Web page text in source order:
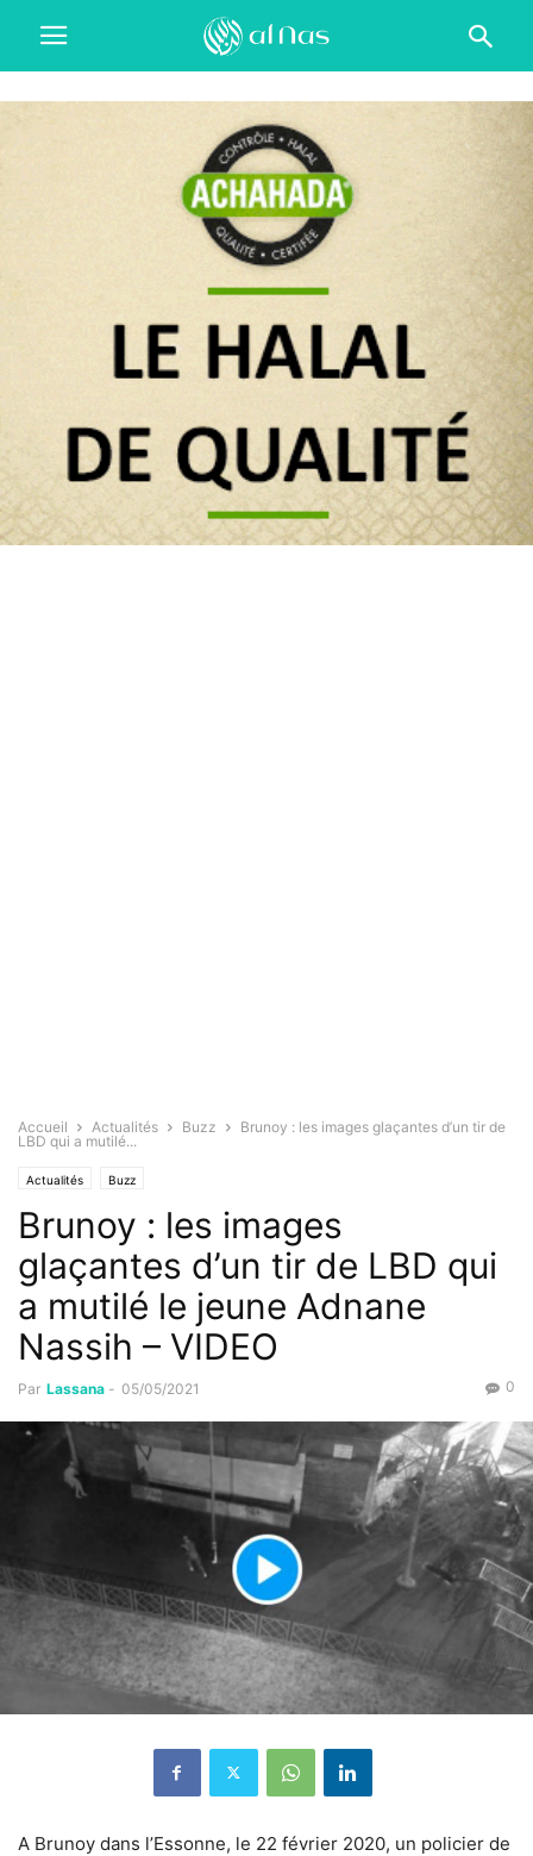
Accueil Actualités Buzz
Brunoy : les images glaçantes d’un tir de
LBD qui a mutilé...
Actualités Buzz
Brunoy : les images
glaçantes d’un tir de LBD qui
a mutilé le jeune Adnane
Nassih – VIDEO
Par Lassana - 05/05/2021 0
A Brunoy dans l’Essonne, le 22 février 2020, un policier de